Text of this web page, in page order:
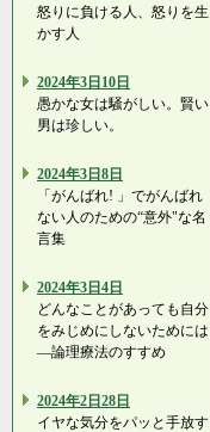
怒りに負ける人、怒りを生
かす人
2024年3日10日
愚かな女は騒がしい。賢い
男は珍しい。
2024年3日8日
「がんばれ! 」でがんばれ
ない人のための“意外"な名
言集
2024年3日4日
どんなことがあっても自分
をみじめにしないためには
―論理療法のすすめ
2024年2日28日
イヤな気分をパッと手放す